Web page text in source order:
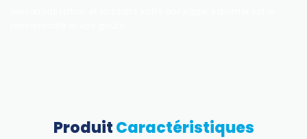
ProduitCaractéristiques